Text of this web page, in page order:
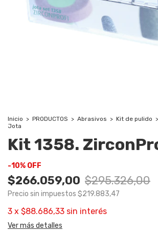
Inicio > PRODUCTOS > Abrasivos > Kit de pulido >
Jota
Kit 1358.
-10% OFF
$266.059,00 $295.326,00
Precio sin impuestos $219.883,47
3 x $88.686,33 sin interés
Ver más detalles